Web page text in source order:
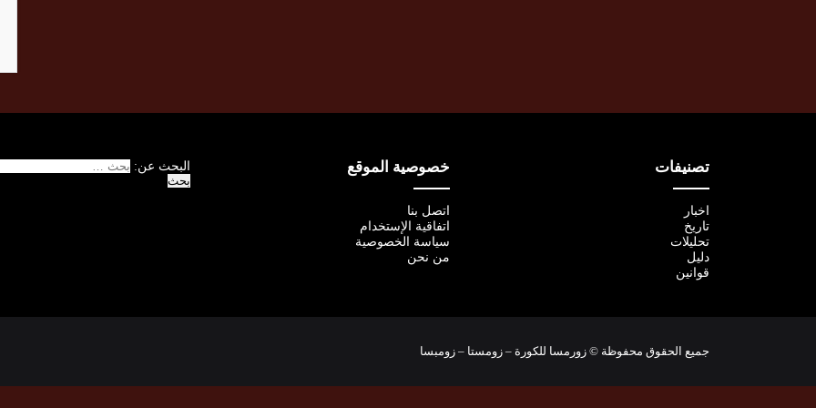
تصنيفات
اخبار
تاريخ
تحليلات
دليل
قوانين
خصوصية الموقع
اتصل بنا
اتفاقية الإستخدام
سياسة الخصوصية
من نحن
البحث عن:
جميع الحقوق محفوظة © زورمسا للكورة – زومستا – زومبسا